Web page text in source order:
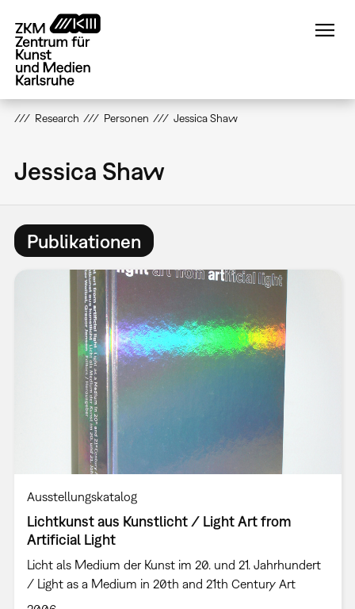
zum
Inhalt
Research Personen Jessica Shaw
Jessica Shaw
Publikationen
Ausstellungskatalog
Lichtkunst aus Kunstlicht / Light Art from
Artificial Light
Licht als Medium der Kunst im 20. und 21. Jahrhundert
/ Light as a Medium in 20th and 21th Century Art